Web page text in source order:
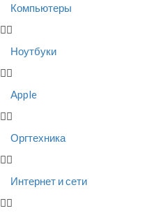
Компьютеры
Ноутбуки
Apple
Оргтехника
Интернет и сети